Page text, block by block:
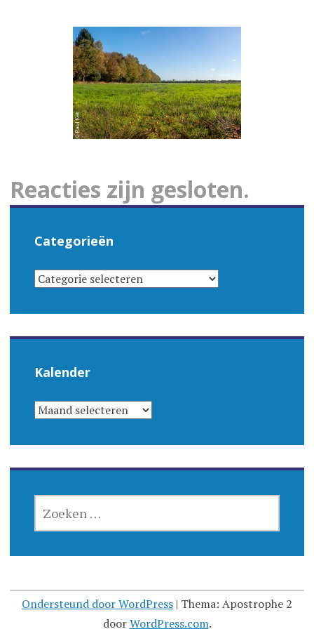
Reacties zijn gesloten.
Categorieën
CATEGORIEËN
Kalender
KALENDER
NAAR:
Ondersteund door WordPress | Thema: Apostrophe 2
doorWordPress.com.